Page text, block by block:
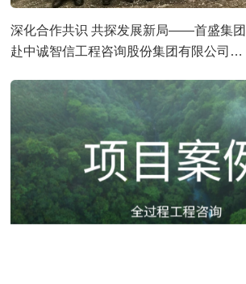
深化合作共识 共探发展新局——首盛集团
赴中诚智信工程咨询股份集团有限公司交